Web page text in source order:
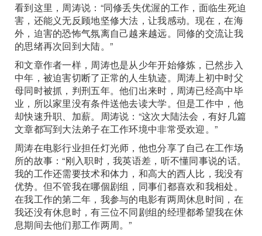
看到这里，周涛说：“同修丢失优渥的工作，面临生死迫
害，还能义无反顾地坚修大法，让我感动。现在，在海
外，迫害的恐怖气氛离自己越来越远。同修的交流让我
的思绪再次回到大陆。”
和文章作者一样，周涛也是从少年开始修炼，已然步入
中年，被迫害切断了正常的人生轨迹。周涛上初中时父
母同时被抓，判刑五年。他们出来时，周涛已经高中毕
业，所以家里没有条件送他去读大学。但是工作中，他
却快速升职、加薪。周涛说：“这次大陆法会，有好几篇
文章都写到大法弟子在工作环境中非常受欢迎。”
周涛在电影行业担任灯光师，他也分享了自己在工作场
所的故事：“刚入职时，我英语差，听不懂同事说的话。
我的工作还需要技术和体力，和高大的西人比，我没有
优势。但不管我在哪個剧组，同事们都喜欢和我相处。
在我工作的第二年，我参与的电影有两周休息时间，在
我还没有休息时，有三位不同剧组的经理都希望我在休
息期间去他们那工作两周。”